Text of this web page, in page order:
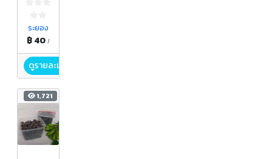
ระยอง
฿ 40 /
ดูรายละเอียด
1,721